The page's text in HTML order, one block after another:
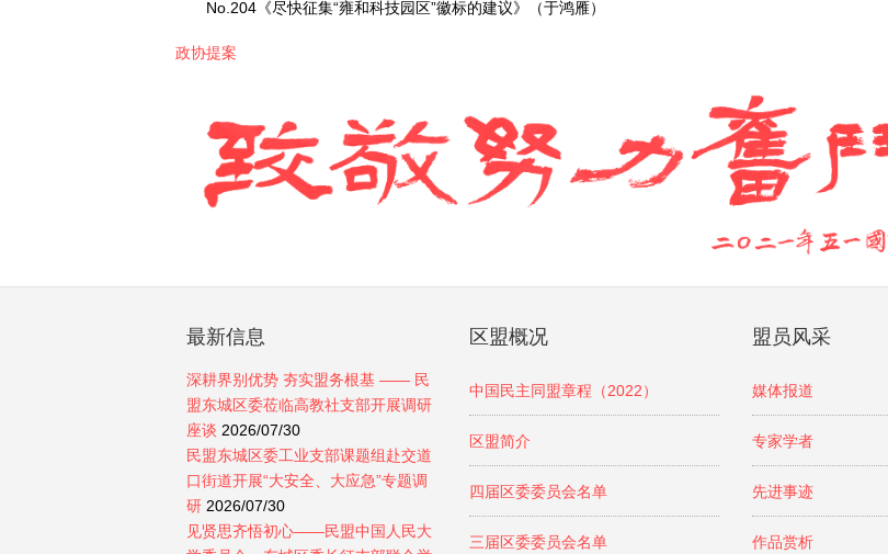
No.204《尽快征集“雍和科技园区”徽标的建议》（于鸿雁）
政协提案
最新信息
深耕界别优势 夯实盟务根基 —— 民
盟东城区委莅临高教社支部开展调研
座谈 2026/07/30
民盟东城区委工业支部课题组赴交道
口街道开展“大安全、大应急”专题调
研 2026/07/30
见贤思齐悟初心——民盟中国人民大
区盟概况
中国民主同盟章程（2022）
区盟简介
四届区委委员会名单
三届区委委员会名单
盟员风采
媒体报道
专家学者
先进事迹
作品赏析